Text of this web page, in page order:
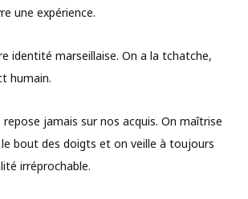
une expérience.
identité marseillaise. On a la tchatche,
humain.
repose jamais sur nos acquis. On maîtrise
le bout des doigts et on veille à toujours
irréprochable.